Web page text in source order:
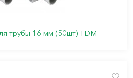
трубы 16 мм (50шт) TDM